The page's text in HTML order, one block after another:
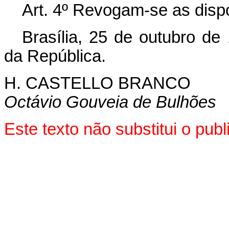
Art. 4º Revogam-se as
Brasília, 25 de outubro de
da República.
H. CASTELLO BRANCO
Octávio Gouveia de Bulhões
Este texto não substitui o